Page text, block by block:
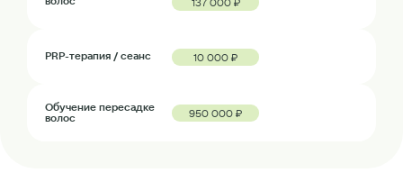
PRP-терапия / сеанс 10 000 ₽
Обучение пересадке
волос
950 000 ₽